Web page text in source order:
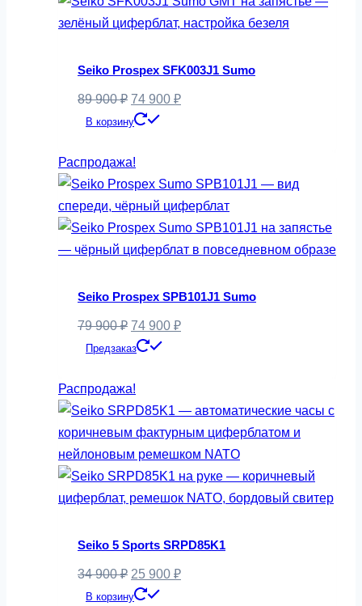
Seiko Prospex SFK003J1 Sumo
89 900₽ Первоначальная
цена
89
900 ₽.
74 900 ₽Текущая
В корзину
Распродажа!
Seiko Prospex SPB101J1 Sumo
79 900₽ Первоначальная
цена
79
900 ₽.
74 900 ₽Текущая
Предзаказ
Распродажа!
Seiko 5 Sports SRPD85K1
34 900₽ Первоначальная
цена
25 900 ₽Текущая
В корзину